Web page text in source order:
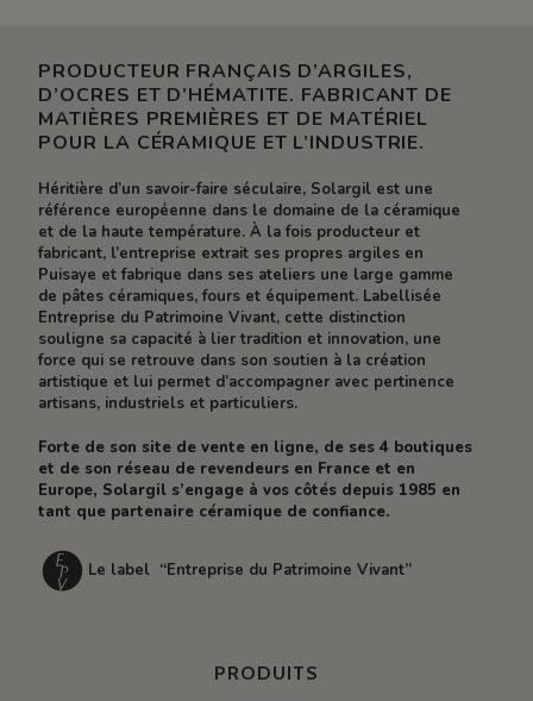
PRODUCTEUR FRANÇAIS D’ARGILES,
D’OCRES ET D’HÉMATITE. FABRICANT DE
MATIÈRES PREMIÈRES ET DE MATÉRIEL
POUR LA CÉRAMIQUE ET L’INDUSTRIE.
Héritière d’un savoir-faire séculaire, Solargil est une
référence européenne dans le domaine de la céramique
et de la haute température. À la fois producteur et
fabricant, l’entreprise extrait ses propres argiles en
Puisaye et fabrique dans ses ateliers une large gamme
de pâtes céramiques, fours et équipement. Labellisée
Entreprise du Patrimoine Vivant, cette distinction
souligne sa capacité à lier tradition et innovation, une
force qui se retrouve dans son soutien à la création
artistique et lui permet d’accompagner avec pertinence
artisans, industriels et particuliers.
Forte de son site de vente en ligne, de ses 4 boutiques
et de son réseau de revendeurs en France et en
Europe, Solargil s’engage à vos côtés depuis 1985 en
tant que partenaire céramique de confiance.
Le label “Entreprise du Patrimoine Vivant”
PRODUITS